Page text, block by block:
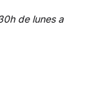
de lunes a